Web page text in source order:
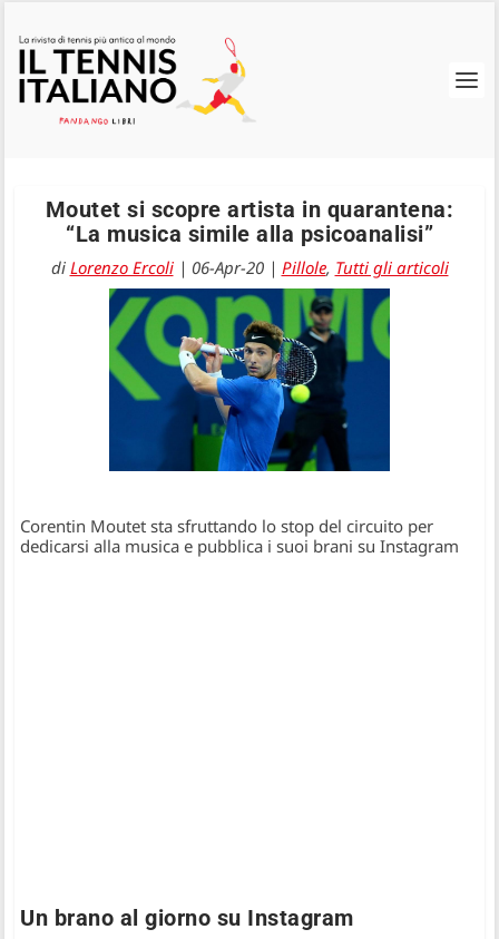
Moutet si scopre artista in quarantena:
“La musica simile alla psicoanalisi”
di Lorenzo Ercoli| 06-Apr-20| Pillole, Tutti gli articoli
Corentin Moutet sta sfruttando lo stop del circuito per
dedicarsi alla musica e pubblica i suoi brani su Instagram
Un brano al giorno su Instagram